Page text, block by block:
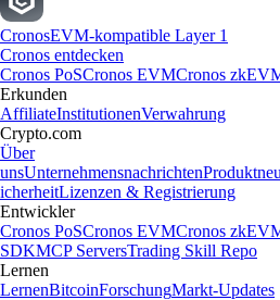
CronosEVM-kompatible Layer 1
Cronos entdecken
Cronos PoSCronos EVMCronos
Erkunden
AffiliateInstitutionenVerwahrung
Crypto.com
Über
unsUnternehmensnachrichten
icherheitLizenzen & Registrierung
Entwickler
Cronos PoSCronos EVMCronos
SDKMCP ServersTrading Skill Repo
Lernen
LernenBitcoinForschungMarkt-Updates